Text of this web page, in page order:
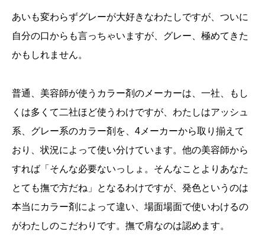
あいも変わらずグレーが大好きなわたしですが、ついに
自分の口からも言っちゃいますが、グレー、極めてきた
かもしれません。
普通、美容師が使うカラー剤のメーカーは、一社、もし
くは多くて二社ほど使うわけですが、わたしはアッシュ
系、グレー系のカラー剤を、4メーカーから取り揃えて
おり、状況によって使い分けています。他の美容師から
すれば「そんな必要ないっしょ。そんなことよりあなた
とても撫で方だね」となるわけですが、発色というのは
本当にカラー剤によって違い、場面場面で使いわけるの
がわたしのこだわりです。撫で肩なのは認めます。